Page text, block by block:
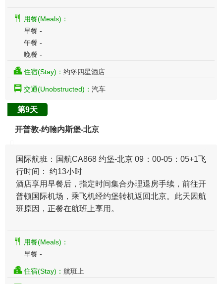
用餐(Meals)：
早餐 -
午餐 -
晚餐 -
住宿(Stay)： 约堡四星酒店
交通(Unobstructed)： 汽车
第9天
开普敦-约翰内斯堡-北京
国际航班：国航CA868 约堡-北京 09：00-05：05+1飞
行时间： 约13小时
酒店享用早餐后，指定时间集合办理退房手续，前往开
普顿国际机场，乘飞机经约堡转机返回北京。此天因航
班原因，正餐在航班上享用。
用餐(Meals)：
早餐 -
住宿(Stay)： 航班上